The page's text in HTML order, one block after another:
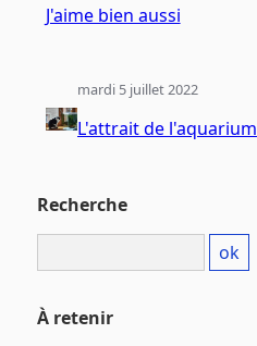
J'aime bien aussi
L'attrait de l'aquarium
mardi 5 juillet 2022
Recherche
À retenir